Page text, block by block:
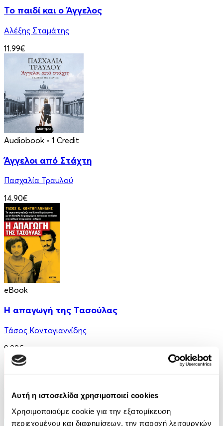
Αυτή η ιστοσελίδα χρησιμοποιεί cookies
Χρησιμοποιούμε cookie για την εξατομίκευση
περιεχομένου και διαφημίσεων, την παροχή λειτουργιών
Το παιδί και ο Άγγελος
Αλέξης Σταμάτης
11.99€
Audiobook • 1 Credit
Άγγελοι από Στάχτη
Πασχαλία Τραυλού
14.90€
eBook
Η απαγωγή της Τασούλας
Τάσος Κοντογιαννίδης
9.99€